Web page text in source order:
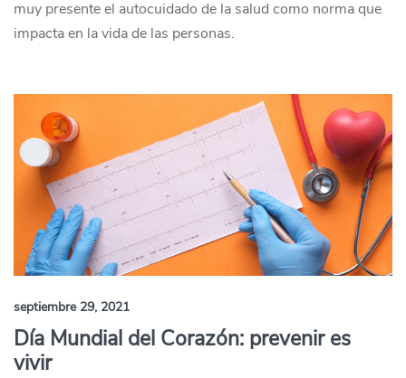
muy presente el autocuidado de la salud como norma que
impacta en la vida de las personas.
septiembre 29, 2021
Día Mundial del Corazón: prevenir es
vivir